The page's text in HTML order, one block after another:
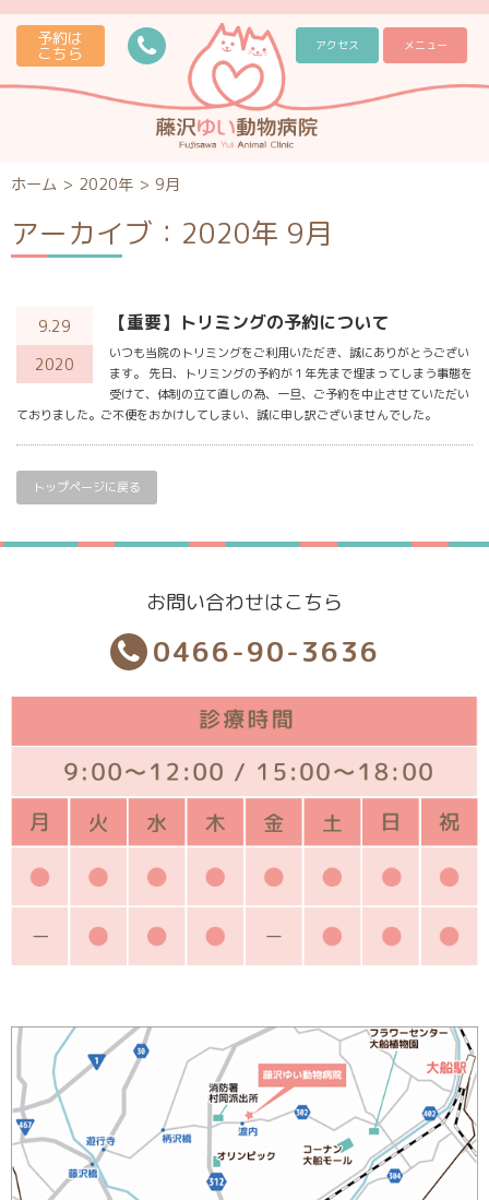
予約は
こちら アクセス メニュー
ホーム > 2020年 > 9月
アーカイブ：2020年 9月
9.29
2020
【重要】トリミングの予約について
いつも当院のトリミングをご利用いただき、誠にありがとうござい
ます。 先日、トリミングの予約が１年先まで埋まってしまう事態を
受けて、体制の立て直しの為、一旦、ご予約を中止させていただい
ておりました。ご不便をおかけしてしまい、誠に申し訳ございませんでした。
トップページに戻る
お問い合わせはこちら
0466-90-3636